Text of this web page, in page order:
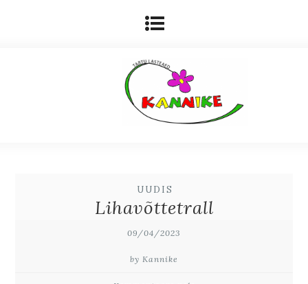
UUDIS
Lihavõttetrall
09/04/2023
by Kannike